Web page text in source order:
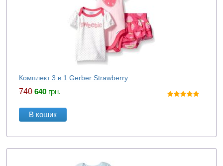
Комплект 3 в 1 Gerber Strawberry
740 640 грн.
В кошик